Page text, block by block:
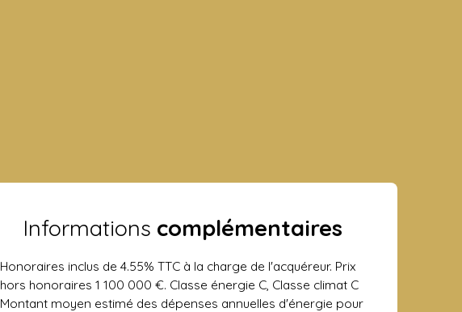
Informations complémentaires
Honoraires inclus de 4.55% TTC à la charge de l'acquéreur. Prix
hors honoraires 1 100 000 €. Classe énergie C, Classe climat C
Montant moyen estimé des dépenses annuelles d'énergie pour